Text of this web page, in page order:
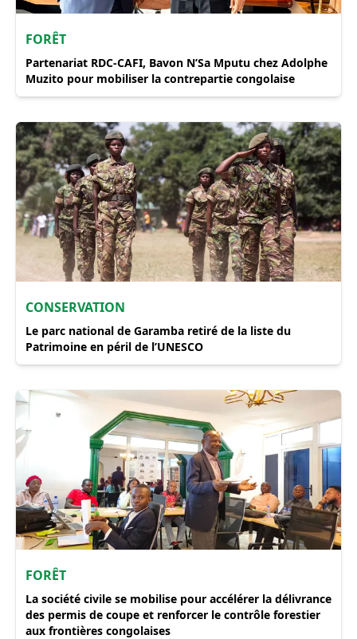
FORÊT
Partenariat RDC-CAFI, Bavon N’Sa Mputu chez Adolphe
Muzito pour mobiliser la contrepartie congolaise
CONSERVATION
Le parc national de Garamba retiré de la liste du
Patrimoine en péril de l’UNESCO
FORÊT
La société civile se mobilise pour accélérer la délivrance
des permis de coupe et renforcer le contrôle forestier
aux frontières congolaises